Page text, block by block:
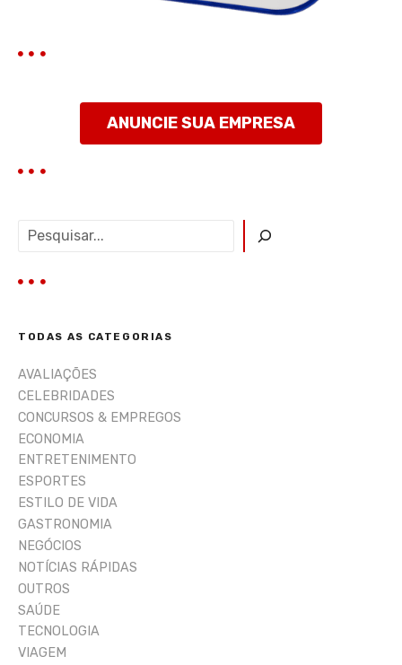
t
ANUNCIE SUA EMPRESA
q
s
r
TODAS AS CATEGORIAS
AVALIAÇÕES
CELEBRIDADES
CONCURSOS & EMPREGOS
ECONOMIA
ENTRETENIMENTO
ESPORTES
ESTILO DE VIDA
GASTRONOMIA
NEGÓCIOS
NOTÍCIAS RÁPIDAS
OUTROS
SAÚDE
TECNOLOGIA
VIAGEM